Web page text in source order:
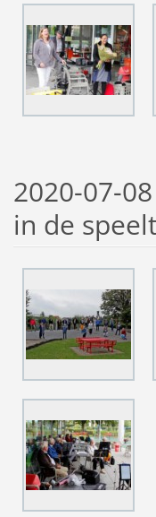
2020-07-
in de